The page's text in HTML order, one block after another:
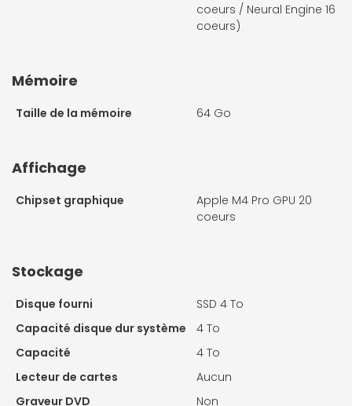
coeurs / Neural Engine 16
coeurs)
Mémoire
Taille de la mémoire 64 Go
Affichage
Chipset graphique
Apple M4 Pro GPU 20
coeurs
Stockage
Disque fourni
SSD 4 To
Capacité disque dur système
4 To
Capacité
4 To
Lecteur de cartes
Aucun
Graveur DVD
Non